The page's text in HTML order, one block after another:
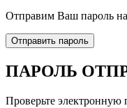
Отправим Ваш пароль
Отправить пароль
ПАРОЛЬ
Проверьте электронную